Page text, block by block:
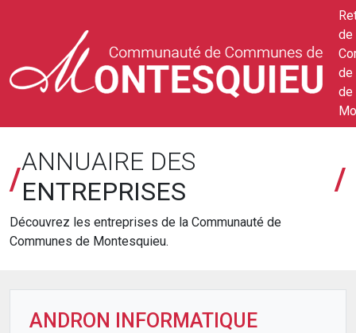
de
de
de
/ANNUAIRE DES
ENTREPRISES
/
Découvrez les entreprises de la Communauté de
Communes de Montesquieu.
ANDRON INFORMATIQUE